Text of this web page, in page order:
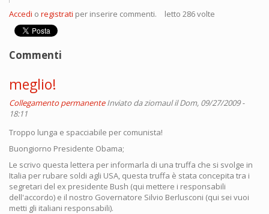
Accedi o registrati per inserire commenti. letto 286 volte
Commenti
meglio!
Collegamento permanente Inviato daziomaulil Dom, 09/27/2009 -
18:11
Troppo lunga e spacciabile per comunista!
Buongiorno Presidente Obama;
Le scrivo questa lettera per informarla di una truffa che si svolge in
Italia per rubare soldi agli USA, questa truffa è stata concepita tra i
segretari del ex presidente Bush (qui mettere i responsabili
dell'accordo) e il nostro Governatore Silvio Berlusconi (qui sei vuoi
metti gli italiani responsabili).